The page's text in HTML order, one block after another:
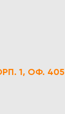
1, ОФ. 405